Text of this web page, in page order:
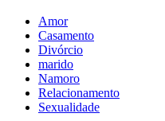
Amor
Casamento
Divórcio
marido
Namoro
Relacionamento
Sexualidade